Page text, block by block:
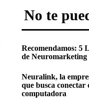
No te
Recomendamos: 5
de Neuromarketing
Neuralink, la
que busca conectar
computadora